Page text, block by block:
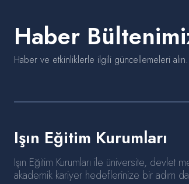
Haber
Haber ve etkinliklerle ilgili güncellemeleri alın.
Işın Eğitim Kurumları
Işın Eğitim Kurumları ile üniversite, devlet
akademik kariyer hedeflerinize bir adım